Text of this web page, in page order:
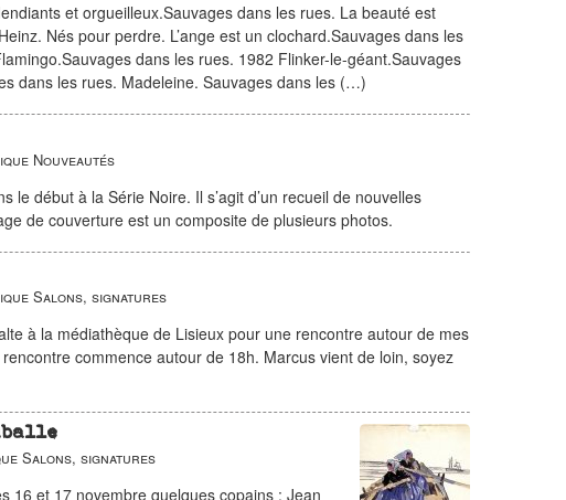
et orgueilleux.Sauvages dans les rues. La beauté est
Nés pour perdre. L’ange est un clochard.Sauvages dans les
dans les rues. 1982 Flinker-le-géant.Sauvages
dans les rues. Madeleine. Sauvages dans les (…)
Nouveautés
le début à la Série Noire. Il s’agit d’un recueil de nouvelles
de couverture est un composite de plusieurs photos.
Salons, signatures
à la médiathèque de Lisieux pour une rencontre autour de mes
commence autour de 18h. Marcus vient de loin, soyez
Salons, signatures
16 et 17 novembre quelques copains : Jean